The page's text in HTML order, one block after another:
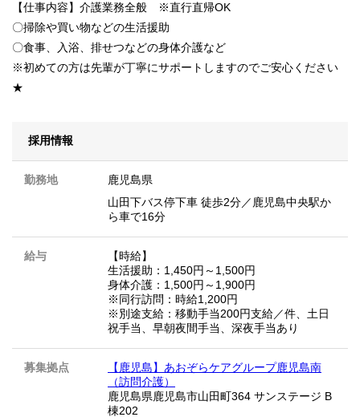
【仕事内容】介護業務全般 ※直行直帰OK
〇掃除や買い物などの生活援助
〇食事、入浴、排せつなどの身体介護など
※初めての方は先輩が丁寧にサポートしますのでご安心ください
★
採用情報
勤務地
鹿児島県
山田下バス停下車 徒歩2分／鹿児島中央駅か
ら車で16分
給与
【時給】
生活援助：1,450円～1,500円
身体介護：1,500円～1,900円
※同行訪問：時給1,200円
※別途支給：移動手当200円支給／件、土日
祝手当、早朝夜間手当、深夜手当あり
募集拠点
【鹿児島】あおぞらケアグループ鹿児島南
（訪問介護）
鹿児島県鹿児島市山田町364 サンステージ B
棟202